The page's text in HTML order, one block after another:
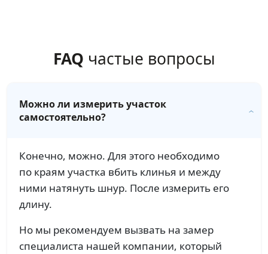
FAQ частые вопросы
Можно ли измерить участок
самостоятельно?
Конечно, можно. Для этого необходимо
по краям участка вбить клинья и между
ними натянуть шнур. После измерить его
длину.
Но мы рекомендуем вызвать на замер
специалиста нашей компании, который